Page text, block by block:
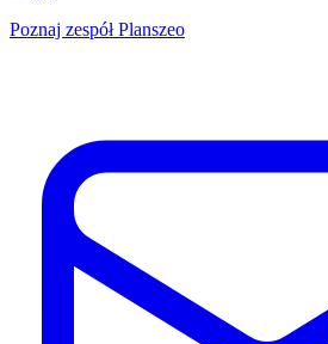
Poznaj zespół Planszeo